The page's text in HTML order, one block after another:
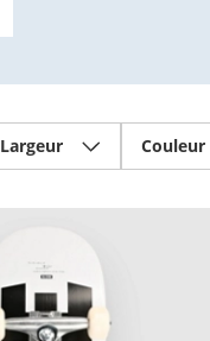
Largeur Couleur